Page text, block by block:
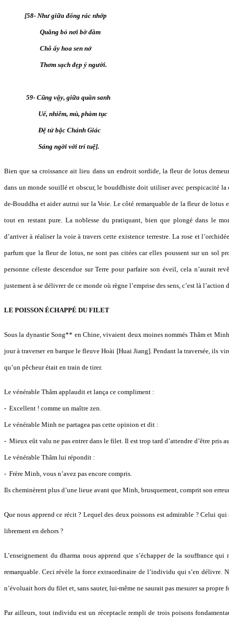
[58- Như giữa đống rác nhớp
Quăng bỏ nơi bờ đầm
Chỗ ấy hoa sen nở
Thơm sạch đẹp ý người.
59- Cũng vậy, giữa quần sanh
Uế, nhiễm, mù, phàm tục
Đệ tử bậc Chánh Giác
Sáng ngời với trí tuệ].
Bien que sa croissance ait lieu dans un endroit sordide, la fleur de lotus
dans un monde souillé et obscur, le bouddhiste doit utiliser avec perspicacité
de-Bouddha et aider autrui sur la Voie. Le côté remarquable de la fleur de lotus
tout en restant pure. La noblesse du pratiquant, bien que plongé dans le
d’arriver à réaliser la voie à travers cette existence terrestre. La rose et
parfum que la fleur de lotus, ne sont pas citées car elles poussent sur un sol
personne céleste descendue sur Terre pour parfaire son éveil, cela n’aurait
justement à se délivrer de ce monde où règne l’emprise des sens, c’est là l’action
LE POISSON ÉCHAPPÉ DU FILET
Sous la dynastie Song** en Chine, vivaient deux moines nommés Thâm et
jour à traverser en barque le fleuve Hoài [Huai Jiang]. Pendant la traversée, ils
qu’un pêcheur était en train de tirer.
Le vénérable Thâm applaudit et lança ce compliment :
- Excellent ! comme un maître zen.
Le vénérable Minh ne partagea pas cette opinion et dit :
- Mieux eût valu ne pas entrer dans le filet. Il est trop tard d’attendre d’être pris
Le vénérable Thâm lui répondit :
- Frère Minh, vous n’avez pas encore compris.
Ils cheminèrent plus d’une lieue avant que Minh, brusquement, comprit son
Que nous apprend ce récit ? Lequel des deux poissons est admirable ? Celui
librement en dehors ?
L’enseignement du dharma nous apprend que s’échapper de la souffrance
remarquable. Ceci révèle la force extraordinaire de l’individu qui s’en délivre.
n’évoluait hors du filet et, sans sauter, lui-même ne saurait pas mesurer sa propre
Par ailleurs, tout individu est un réceptacle rempli de trois poisons